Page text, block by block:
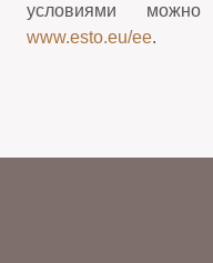
условиями
www.esto.eu/ee.